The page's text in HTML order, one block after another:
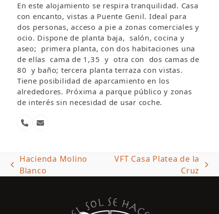
En este alojamiento se respira tranquilidad. Casa
con encanto, vistas a Puente Genil. Ideal para
dos personas, acceso a pie a zonas comerciales y
ocio. Dispone de planta baja, salón, cocina y
aseo; primera planta, con dos habitaciones una
de ellas cama de 1,35 y otra con dos camas de
80 y baño; tercera planta terraza con vistas.
Tiene posibilidad de aparcamiento en los
alrededores. Próxima a parque público y zonas
de interés sin necesidad de usar coche.
NúmeroCorreo
previous
Hacienda Molino
Blanco
VFT Casa Platea de la
Cruz